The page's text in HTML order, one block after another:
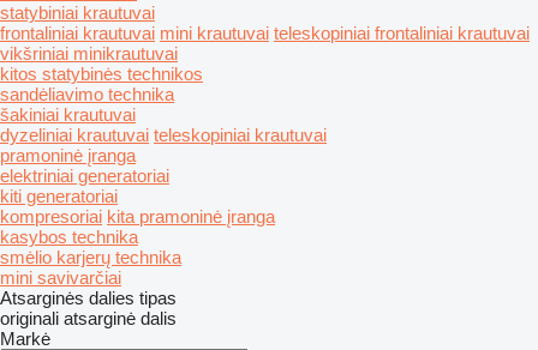
statybiniai krautuvai
frontaliniai krautuvai mini krautuvai teleskopiniai frontaliniai krautuvai
vikšriniai minikrautuvai
kitos statybinės technikos
sandėliavimo technika
šakiniai krautuvai
dyzeliniai krautuvai teleskopiniai krautuvai
pramoninė įranga
elektriniai generatoriai
kiti generatoriai
kompresoriai kita pramoninė įranga
kasybos technika
smėlio karjerų technika
mini savivarčiai
Atsarginės dalies tipas
originali atsarginė dalis
Markė